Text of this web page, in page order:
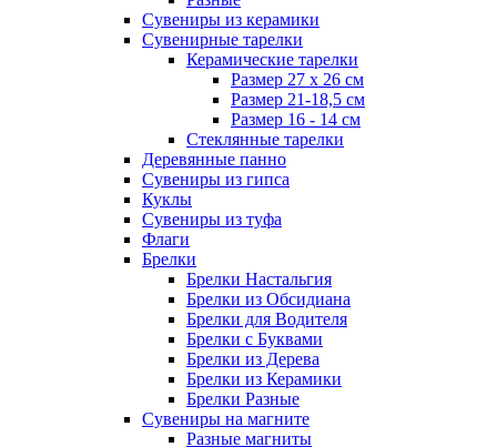
Сувениры из керамики
Сувенирные тарелки
Керамические тарелки
Размер 27 х 26 см
Размер 21-18,5 см
Размер 16 - 14 см
Стеклянные тарелки
Деревянные панно
Сувениры из гипса
Куклы
Сувениры из туфа
Флаги
Брелки
Брелки Настальгия
Брелки из Обсидиана
Брелки для Водителя
Брелки с Буквами
Брелки из Дерева
Брелки из Керамики
Брелки Разные
Сувениры на магните
Разные магниты